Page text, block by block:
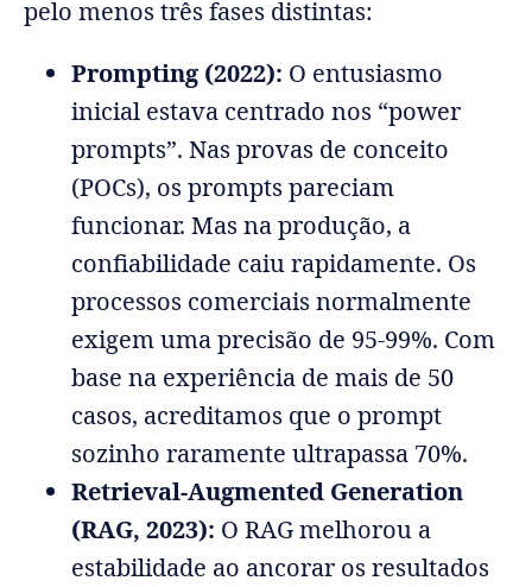
pelo menos três fases distintas:
Prompting (2022): O entusiasmo
inicial estava centrado nos “power
prompts”. Nas provas de conceito
(POCs), os prompts pareciam
funcionar. Mas na produção, a
confiabilidade caiu rapidamente. Os
processos comerciais normalmente
exigem uma precisão de 95-99%. Com
base na experiência de mais de 50
casos, acreditamos que o prompt
sozinho raramente ultrapassa 70%.
Retrieval-Augmented Generation
(RAG, 2023): O RAG melhorou a
estabilidade ao ancorar os resultados